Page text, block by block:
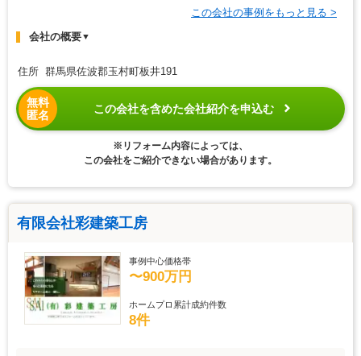
この会社の事例をもっと見る >
会社の概要▼
住所 群馬県佐波郡玉村町板井191
無料
匿名
この会社を含めた会社紹介を申込む
※リフォーム内容によっては、
この会社をご紹介できない場合があります。
有限会社彩建築工房
事例中心価格帯
〜900万円
ホームプロ累計成約件数
8件